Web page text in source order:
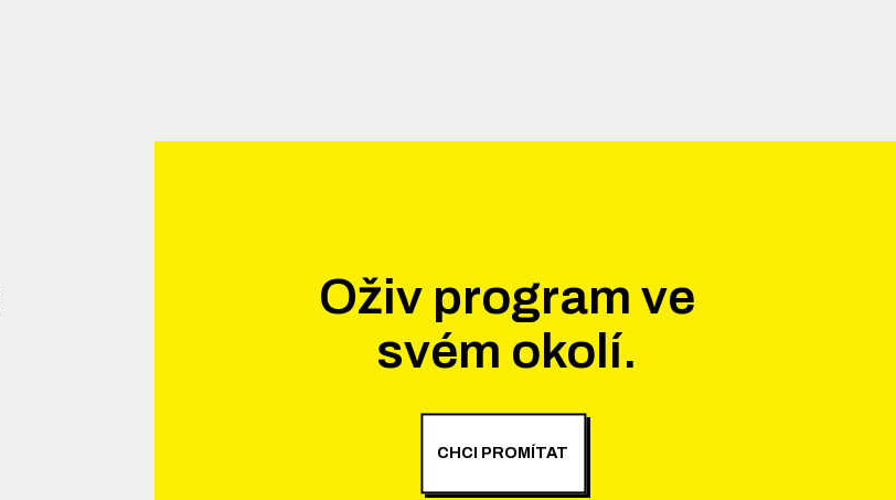
Oživ program ve
svém okolí.
CHCI PROMÍTAT